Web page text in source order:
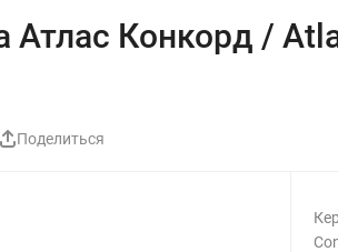
Атлас Конкорд /
Поделиться